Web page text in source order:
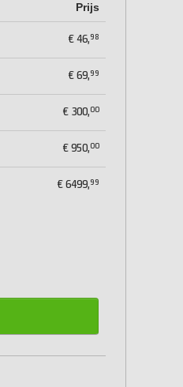
Prijs
€46,98
€69,99
€ 300,00
€950,00
€6499,99